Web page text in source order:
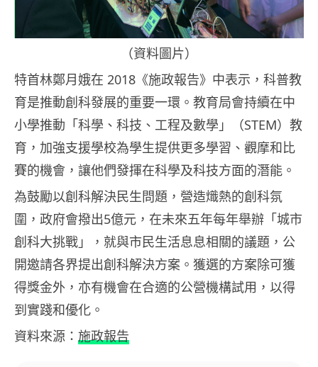
（資料圖片）
特首林鄭月娥在 2018《施政報告》中表示，科普教
育是推動創科發展的重要一環。教育局會持續在中
小學推動「科學、科技、工程及數學」（STEM）教
育，加強支援學校為學生提供更多學習、觀摩和比
賽的機會，讓他們發揮在科學及科技方面的潛能。
為鼓勵以創科解決民生問題，營造熾熱的創科氛
圍，政府會撥出5億元，在未來五年每年舉辦「城市
創科大挑戰」，就與市民生活息息相關的議題，公
開邀請各界提出創科解決方案。獲選的方案除可獲
得獎金外，亦有機會在合適的公營機構試用，以得
到實踐和優化。
資料來源： 施政報告